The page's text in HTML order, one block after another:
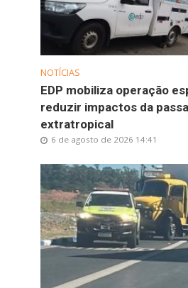
NOTÍCIAS
EDP mobiliza operação
reduzir impactos da
extratropical
6 de agosto de 2026 14:41